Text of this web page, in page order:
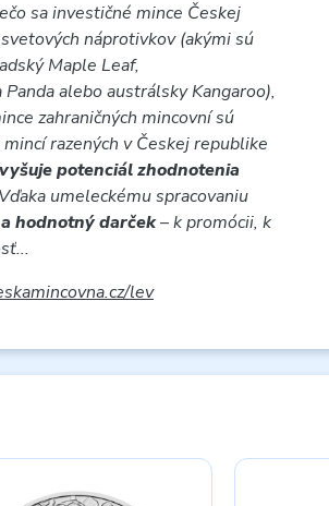
sa investičné mince Českej
náprotivkov (akými sú
Maple Leaf,
alebo austrálsky Kangaroo),
zahraničných mincovní sú
razených v Českej republike
potenciál zhodnotenia
Vďaka umeleckému spracovaniu
hodnotný darček–k promócii, k
lev